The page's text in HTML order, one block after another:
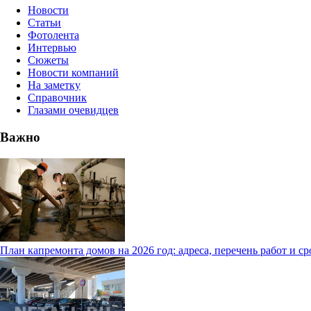
Новости
Статьи
Фотолента
Интервью
Сюжеты
Новости компаний
На заметку
Справочник
Глазами очевидцев
Важно
План капремонта домов на 2026 год: адреса, перечень работ и